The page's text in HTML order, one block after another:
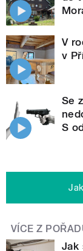
V
v
Se
S
VÍCE Z
Jak